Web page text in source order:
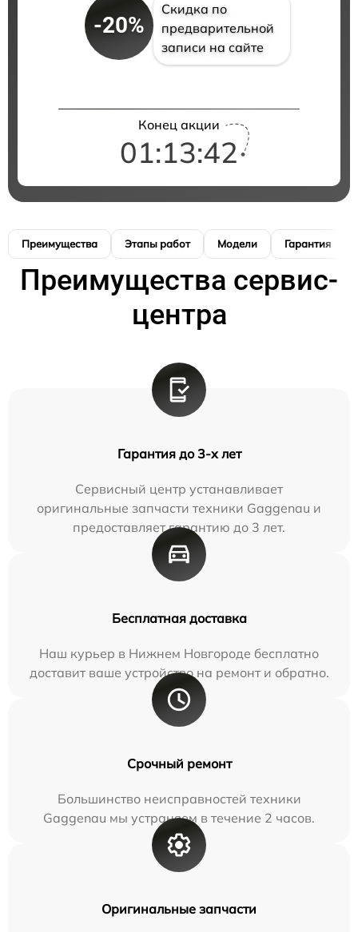
-20%
Скидка по
предварительной
записи на сайте
Конец акции
01:13:42
Преимущества Этапы работ Модели Гарантия
Преимущества сервис-
центра
Гарантия до 3-х лет
Сервисный центр устанавливает
оригинальные запчасти техники Gaggenau и
предоставляет гарантию до 3 лет.
Бесплатная доставка
Наш курьер в Нижнем Новгороде бесплатно
доставит ваше устройство на ремонт и обратно.
Срочный ремонт
Большинство неисправностей техники
Gaggenau мы устраняем в течение 2 часов.
Оригинальные запчасти